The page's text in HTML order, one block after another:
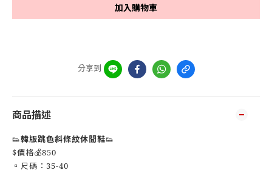
加入購物車
分享到
商品描述
👟韓版跳色斜條紋休閒鞋👟
$價格💰850
▫️尺碼：35-40